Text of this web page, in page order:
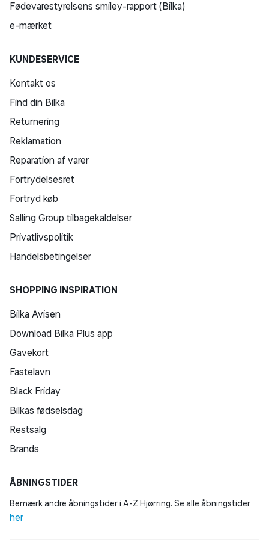
Fødevarestyrelsens smiley-rapport (Bilka)
e-mærket
KUNDESERVICE
Kontakt os
Find din Bilka
Returnering
Reklamation
Reparation af varer
Fortrydelsesret
Fortryd køb
Salling Group tilbagekaldelser
Privatlivspolitik
Handelsbetingelser
SHOPPING INSPIRATION
Bilka Avisen
Download Bilka Plus app
Gavekort
Fastelavn
Black Friday
Bilkas fødselsdag
Restsalg
Brands
ÅBNINGSTIDER
Bemærk andre åbningstider i A-Z Hjørring. Se alle åbningstider
her